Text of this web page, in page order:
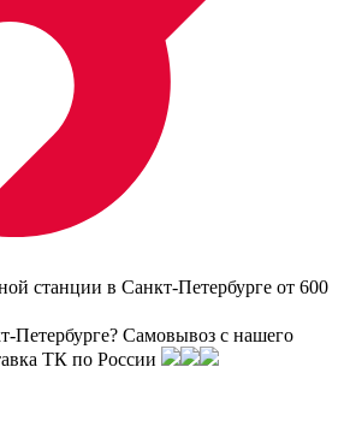
станции в Санкт-Петербурге от 600
Петербурге? Самовывоз с нашего
ТК по России